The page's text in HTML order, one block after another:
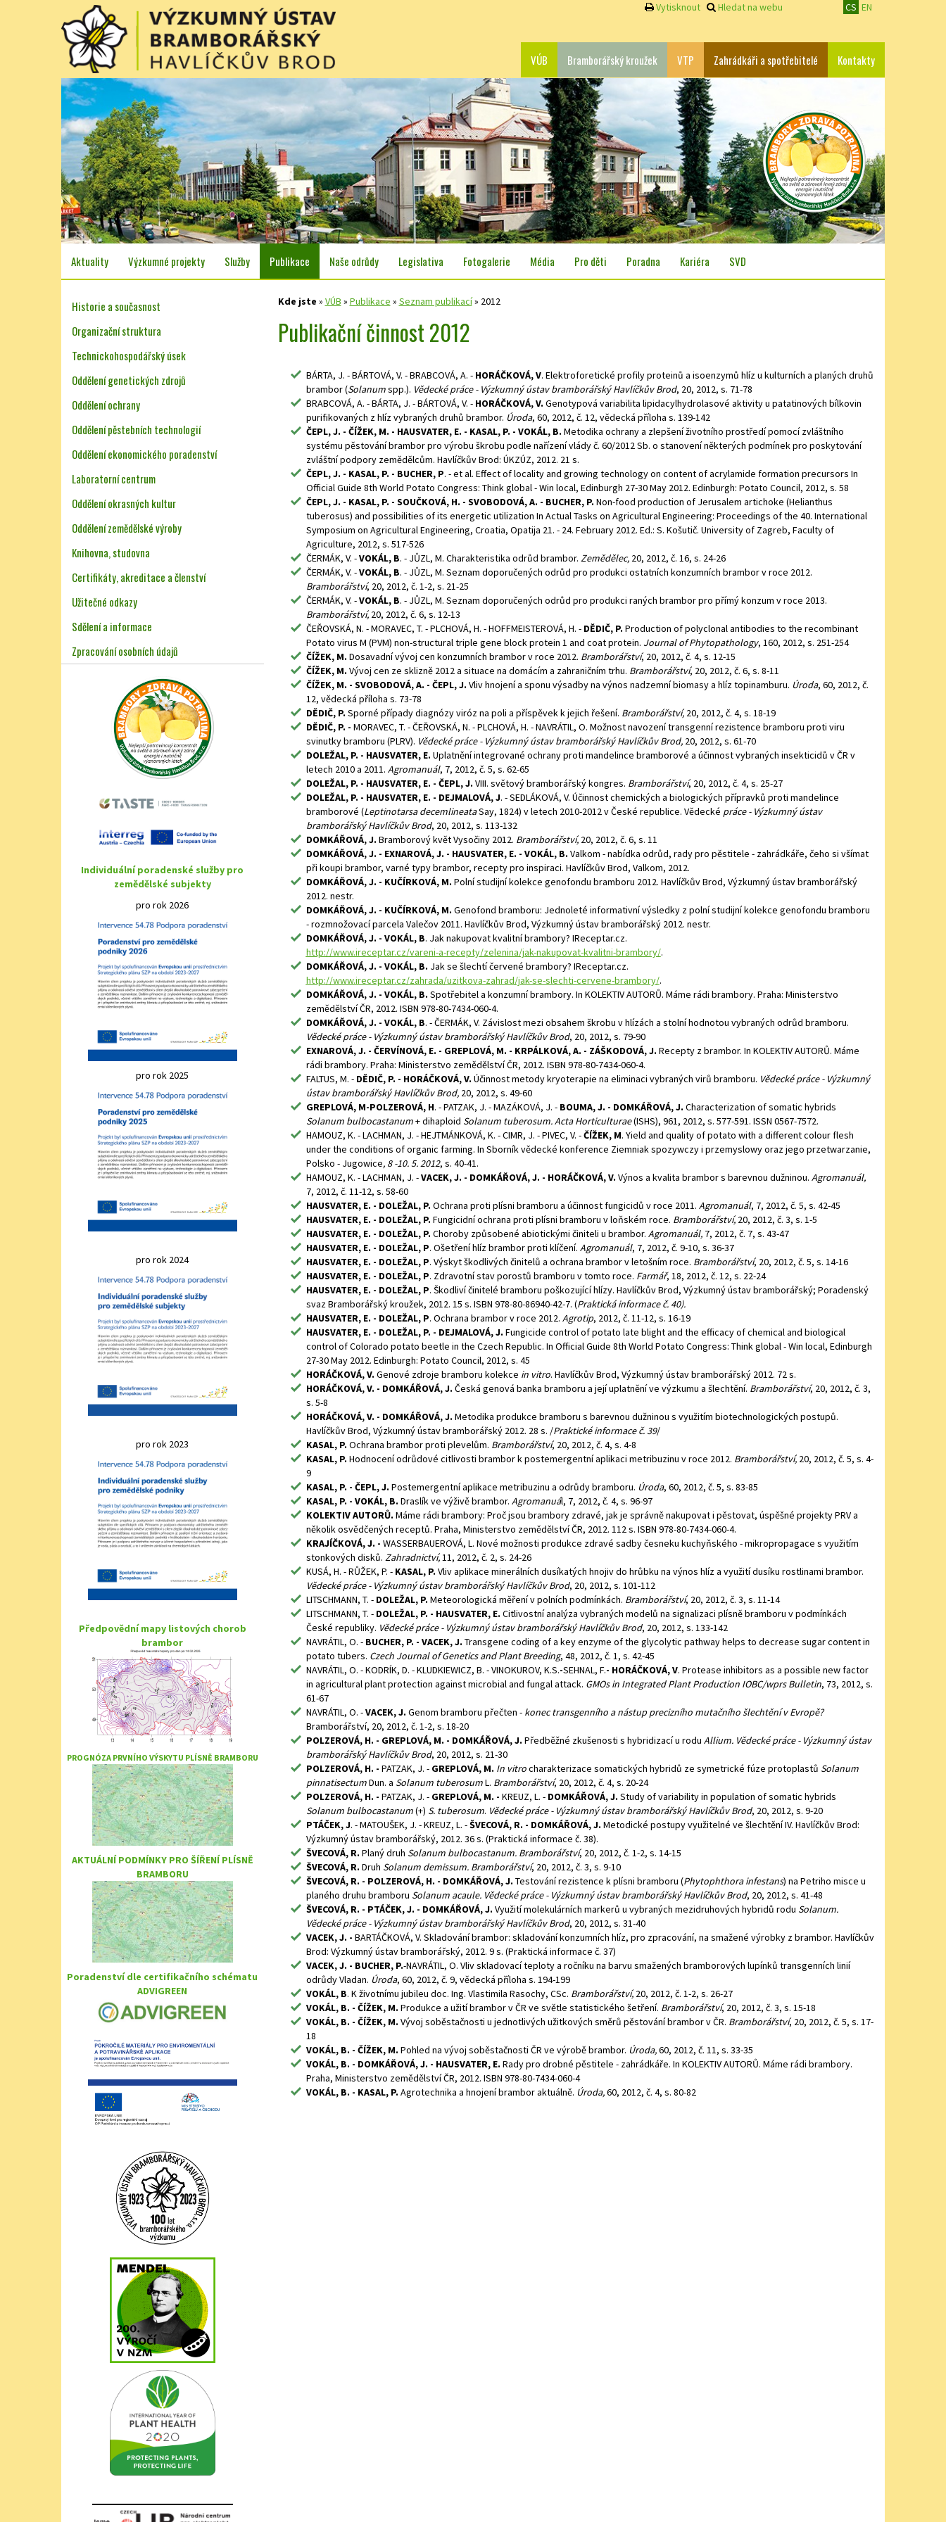
Vytisknout Hledat na webu CS EN
VÚB Bramborářský kroužek VTP Zahrádkáři a spotřebitelé Kontakty
Aktuality Výzkumné projekty Služby Publikace Naše odrůdy Legislativa Fotogalerie Média Pro děti Poradna Kariéra SVD
Kde jste » VÚB » Publikace » Seznam publikací» 2012
Publikační činnost 2012
BÁRTA, J. - BÁRTOVÁ, V. - BRABCOVÁ, A. - HORÁČKOVÁ, V. Elektroforetické profily proteinů a isoenzymů hlíz u kulturních a planých druhů
brambor (Solanumspp.). Vědecké práce - Výzkumný ústav bramborářský Havlíčkův Brod, 20, 2012, s. 71-78
BRABCOVÁ, A. - BÁRTA, J. - BÁRTOVÁ, V. - HORÁČKOVÁ, V. Genotypová variabilita lipidacylhydrolasové aktivity u patatinových bílkovin
purifikovaných z hlíz vybraných druhů brambor. Úroda, 60, 2012, č. 12, vědecká příloha s. 139-142
ČEPL, J. - ČÍŽEK, M. - HAUSVATER, E. - KASAL, P. - VOKÁL, B. Metodika ochrany a zlepšení životního prostředí pomocí zvláštního
systému pěstování brambor pro výrobu škrobu podle nařízení vlády č. 60/2012 Sb. o stanovení některých podmínek pro poskytování
zvláštní podpory zemědělcům. Havlíčkův Brod: ÚKZÚZ, 2012. 21 s.
ČEPL, J. - KASAL, P. - BUCHER, P. - et al. Effect of locality and growing technology on content of acrylamide formation precursors In
Official Guide 8th World Potato Congress: Think global - Win local, Edinburgh 27-30 May 2012. Edinburgh: Potato Council, 2012, s. 58
ČEPL, J. - KASAL, P. - SOUČKOVÁ, H. - SVOBODOVÁ, A. - BUCHER, P. Non-food production of Jerusalem artichoke (Helianthus
tuberosus) and possibilities of its energetic utilization In Actual Tasks on Agricultural Engineering: Proceedings of the 40. International
Symposium on Agricultural Engineering, Croatia, Opatija 21. - 24. February 2012. Ed.: S. Košutič. University of Zagreb, Faculty of
Agriculture, 2012, s. 517-526
ČERMÁK, V. -VOKÁL, B. - JŮZL, M. Charakteristika odrůd brambor. Zemědělec,20, 2012, č. 16, s. 24-26
ČERMÁK, V. -VOKÁL, B. - JŮZL, M. Seznam doporučených odrůd pro produkci ostatních konzumních brambor v roce 2012.
Bramborářství, 20, 2012, č. 1-2, s. 21-25
ČERMÁK, V. -VOKÁL, B. - JŮZL, M. Seznam doporučených odrůd pro produkci raných brambor pro přímý konzum v roce 2013.
Bramborářství,20, 2012, č. 6, s. 12-13
ČEŘOVSKÁ, N. - MORAVEC, T. - PLCHOVÁ, H. - HOFFMEISTEROVÁ, H. - DĚDIČ, P. Production of polyclonal antibodies to the recombinant
Potato virus M (PVM) non-structural triple gene block protein 1 and coat protein. Journal of Phytopathology, 160, 2012, s. 251-254
ČÍŽEK, M. Dosavadní vývoj cen konzumních brambor v roce 2012. Bramborářství, 20, 2012, č. 4, s. 12-15
ČÍŽEK, M. Vývoj cen ze sklizně 2012 a situace na domácím a zahraničním trhu. Bramborářství, 20, 2012, č. 6, s. 8-11
ČÍŽEK, M. - SVOBODOVÁ, A. - ČEPL, J. Vliv hnojení a sponu výsadby na výnos nadzemní biomasy a hlíz topinamburu. Úroda, 60, 2012, č.
12, vědecká příloha s. 73-78
DĚDIČ, P. Sporné případy diagnózy viróz na poli a příspěvek k jejich řešení. Bramborářství,20, 2012, č. 4, s. 18-19
DĚDIČ, P. - MORAVEC, T. - ČEŘOVSKÁ, N. - PLCHOVÁ, H. - NAVRÁTIL, O. Možnost navození transgenní rezistence bramboru proti viru
svinutky bramboru (PLRV). Vědecké práce - Výzkumný ústav bramborářský Havlíčkův Brod,20, 2012, s. 61-70
DOLEŽAL, P. - HAUSVATER, E. Uplatnění integrované ochrany proti mandelince bramborové a účinnost vybraných insekticidů v ČR v
letech 2010 a 2011. Agromanuál, 7, 2012, č. 5, s. 62-65
DOLEŽAL, P. - HAUSVATER, E. - ČEPL, J. VIII. světový bramborářský kongres. Bramborářství, 20, 2012, č. 4, s. 25-27
DOLEŽAL, P. - HAUSVATER, E. - DEJMALOVÁ, J. - SEDLÁKOVÁ, V. Účinnost chemických a biologických přípravků proti mandelince
bramborové (Leptinotarsa decemlineataSay, 1824) v letech 2010-2012 v České republice. Vědecké práce - Výzkumný ústav
bramborářský Havlíčkův Brod, 20, 2012, s. 113-132
DOMKÁŘOVÁ, J. Bramborový květ Vysočiny 2012. Bramborářství,20, 2012, č. 6, s. 11
DOMKÁŘOVÁ, J. - EXNAROVÁ, J. - HAUSVATER, E. - VOKÁL, B. Valkom - nabídka odrůd, rady pro pěstitele - zahrádkáře, čeho si všímat
při koupi brambor, varné typy brambor, recepty pro inspiraci. Havlíčkův Brod, Valkom, 2012.
DOMKÁŘOVÁ, J. - KUČÍRKOVÁ, M. Polní studijní kolekce genofondu bramboru 2012. Havlíčkův Brod, Výzkumný ústav bramborářský
2012. nestr.
DOMKÁŘOVÁ, J. - KUČÍRKOVÁ, M. Genofond bramboru: Jednoleté informativní výsledky z polní studijní kolekce genofondu bramboru
- rozmnožovací parcela Valečov 2011. Havlíčkův Brod, Výzkumný ústav bramborářský 2012. nestr.
DOMKÁŘOVÁ, J. - VOKÁL, B. Jak nakupovat kvalitní brambory? IReceptar.cz.
http://www.ireceptar.cz/vareni-a-recepty/zelenina/jak-nakupovat-kvalitni-brambory/.
DOMKÁŘOVÁ, J. - VOKÁL, B. Jak se šlechtí červené brambory? IReceptar.cz.
http://www.ireceptar.cz/zahrada/uzitkova-zahrad/jak-se-slechti-cervene-brambory/.
DOMKÁŘOVÁ, J. - VOKÁL, B. Spotřebitel a konzumní brambory. In KOLEKTIV AUTORŮ. Máme rádi brambory. Praha: Ministerstvo
zemědělství ČR, 2012. ISBN 978-80-7434-060-4.
DOMKÁŘOVÁ, J. - VOKÁL, B. - ČERMÁK, V. Závislost mezi obsahem škrobu v hlízách a stolní hodnotou vybraných odrůd bramboru.
Vědecké práce - Výzkumný ústav bramborářský Havlíčkův Brod, 20, 2012, s. 79-90
EXNAROVÁ, J. - ČERVÍNOVÁ, E. - GREPLOVÁ, M. - KRPÁLKOVÁ, A. - ZÁŠKODOVÁ, J. Recepty z brambor. In KOLEKTIV AUTORŮ. Máme
rádi brambory. Praha: Ministerstvo zemědělství ČR, 2012. ISBN 978-80-7434-060-4.
FALTUS, M. - DĚDIČ, P. - HORÁČKOVÁ, V. Účinnost metody kryoterapie na eliminaci vybraných virů bramboru. Vědecké práce - Výzkumný
ústav bramborářský Havlíčkův Brod,20, 2012, s. 49-60
GREPLOVÁ, M-POLZEROVÁ, H. - PATZAK, J. - MAZÁKOVÁ, J. - BOUMA, J. - DOMKÁŘOVÁ, J. Characterization of somatic hybrids
Solanum bulbocastanum+ dihaploid Solanum tuberosum. Acta Horticulturae(ISHS), 961, 2012, s. 577-591. ISSN 0567-7572.
HAMOUZ, K. - LACHMAN, J. - HEJTMÁNKOVÁ, K. - CIMR, J. - PIVEC, V. -ČÍŽEK, M. Yield and quality of potato with a different colour flesh
under the conditions of organic farming. In Sborník vědecké konference Ziemniak spozywczy i przemyslowy oraz jego przetwarzanie,
Polsko - Jugowice, 8 -10. 5. 2012, s. 40-41.
HAMOUZ, K. - LACHMAN, J. -VACEK, J. - DOMKÁŘOVÁ, J. - HORÁČKOVÁ, V. Výnos a kvalita brambor s barevnou dužninou. Agromanuál,
7, 2012, č. 11-12, s. 58-60
HAUSVATER, E. - DOLEŽAL, P. Ochrana proti plísni bramboru a účinnost fungicidů v roce 2011. Agromanuál, 7, 2012, č. 5, s. 42-45
HAUSVATER, E. - DOLEŽAL, P. Fungicidní ochrana proti plísni bramboru v loňském roce. Bramborářství,20, 2012, č. 3, s. 1-5
HAUSVATER, E. - DOLEŽAL, P. Choroby způsobené abiotickými činiteli u brambor. Agromanuál,7, 2012, č. 7, s. 43-47
HAUSVATER, E. - DOLEŽAL, P. Ošetření hlíz brambor proti klíčení. Agromanuál, 7, 2012, č. 9-10, s. 36-37
HAUSVATER, E. - DOLEŽAL, P. Výskyt škodlivých činitelů a ochrana brambor v letošním roce. Bramborářství, 20, 2012, č. 5, s. 14-16
HAUSVATER, E. - DOLEŽAL, P. Zdravotní stav porostů bramboru v tomto roce. Farmář, 18, 2012, č. 12, s. 22-24
HAUSVATER, E. - DOLEŽAL, P. Škodliví činitelé bramboru poškozující hlízy. Havlíčkův Brod, Výzkumný ústav bramborářský; Poradenský
svaz Bramborářský kroužek, 2012. 15 s. ISBN 978-80-86940-42-7. (Praktická informace č. 40).
HAUSVATER, E. - DOLEŽAL, P. Ochrana brambor v roce 2012. Agrotip, 2012, č. 11-12, s. 16-19
HAUSVATER, E. - DOLEŽAL, P. - DEJMALOVÁ, J. Fungicide control of potato late blight and the efficacy of chemical and biological
control of Colorado potato beetle in the Czech Republic. In Official Guide 8th World Potato Congress: Think global - Win local, Edinburgh
27-30 May 2012. Edinburgh: Potato Council, 2012, s. 45
HORÁČKOVÁ, V. Genové zdroje bramboru kolekce in vitro. Havlíčkův Brod, Výzkumný ústav bramborářský 2012. 72 s.
HORÁČKOVÁ, V. - DOMKÁŘOVÁ, J. Česká genová banka bramboru a její uplatnění ve výzkumu a šlechtění. Bramborářství, 20, 2012, č. 3,
s. 5-8
HORÁČKOVÁ, V. - DOMKÁŘOVÁ, J. Metodika produkce bramboru s barevnou dužninou s využitím biotechnologických postupů.
Havlíčkův Brod, Výzkumný ústav bramborářský 2012. 28 s. /Praktické informace č. 39/
KASAL, P. Ochrana brambor proti plevelům. Bramborářství, 20, 2012, č. 4, s. 4-8
KASAL, P. Hodnocení odrůdové citlivosti brambor k postemergentní aplikaci metribuzinu v roce 2012. Bramborářství,20, 2012, č. 5, s. 4-
9
KASAL, P. - ČEPL, J. Postemergentní aplikace metribuzinu a odrůdy bramboru. Úroda, 60, 2012, č. 5, s. 83-85
KASAL, P. - VOKÁL, B. Draslík ve výživě brambor. Agromanuál, 7, 2012, č. 4, s. 96-97
KOLEKTIV AUTORŮ. Máme rádi brambory: Proč jsou brambory zdravé, jak je správně nakupovat i pěstovat, úspěšné projekty PRV a
několik osvědčených receptů. Praha, Ministerstvo zemědělství ČR, 2012. 112 s. ISBN 978-80-7434-060-4.
KRAJÍČKOVÁ, J. - WASSERBAUEROVÁ, L. Nové možnosti produkce zdravé sadby česneku kuchyňského - mikropropagace s využitím
stonkových disků. Zahradnictví,11, 2012, č. 2, s. 24-26
KUSÁ, H. - RŮŽEK, P. - KASAL, P. Vliv aplikace minerálních dusíkatých hnojiv do hrůbku na výnos hlíz a využití dusíku rostlinami brambor.
Vědecké práce - Výzkumný ústav bramborářský Havlíčkův Brod, 20, 2012, s. 101-112
LITSCHMANN, T. - DOLEŽAL, P. Meteorologická měření v polních podmínkách. Bramborářství, 20, 2012, č. 3, s. 11-14
LITSCHMANN, T. - DOLEŽAL, P. - HAUSVATER, E. Citlivostní analýza vybraných modelů na signalizaci plísně bramboru v podmínkách
České republiky. Vědecké práce - Výzkumný ústav bramborářský Havlíčkův Brod, 20, 2012, s. 133-142
NAVRÁTIL, O. - BUCHER, P. - VACEK, J. Transgene coding of a key enzyme of the glycolytic pathway helps to decrease sugar content in
potato tubers. Czech Journal of Genetics and Plant Breeding, 48, 2012, č. 1, s. 42-45
NAVRÁTIL, O. - KODRÍK, D. - KLUDKIEWICZ, B. - VINOKUROV, K.S.-SEHNAL, F.- HORÁČKOVÁ, V. Protease inhibitors as a possible new factor
in agricultural plant protection against microbial and fungal attack. GMOs in Integrated Plant Production IOBC/wprs Bulletin, 73, 2012, s.
61-67
NAVRÁTIL, O. -VACEK, J. Genom bramboru přečten - konec transgenního a nástup precizního mutačního šlechtění v Evropě?
Bramborářství, 20, 2012, č. 1-2, s. 18-20
POLZEROVÁ, H. - GREPLOVÁ, M. - DOMKÁŘOVÁ, J. Předběžné zkušenosti s hybridizací u rodu Allium. Vědecké práce - Výzkumný ústav
bramborářský Havlíčkův Brod, 20, 2012, s. 21-30
POLZEROVÁ, H. - PATZAK, J. - GREPLOVÁ, M. In vitrocharakterizace somatických hybridů ze symetrické fúze protoplastů Solanum
pinnatisectumDun. a Solanum tuberosumL. Bramborářství, 20, 2012, č. 4, s. 20-24
POLZEROVÁ, H. - PATZAK, J. - GREPLOVÁ, M. - KREUZ, L. - DOMKÁŘOVÁ, J. Study of variability in population of somatic hybrids
Solanum bulbocastanum(+) S. tuberosum. Vědecké práce - Výzkumný ústav bramborářský Havlíčkův Brod, 20, 2012, s. 9-20
PTÁČEK, J. - MATOUŠEK, J. - KREUZ, L. -ŠVECOVÁ, R. - DOMKÁŘOVÁ, J. Metodické postupy využitelné ve šlechtění IV. Havlíčkův Brod:
Výzkumný ústav bramborářský, 2012. 36 s. (Praktická informace č. 38).
ŠVECOVÁ, R. Planý druh Solanum bulbocastanum. Bramborářství, 20, 2012, č. 1-2, s. 14-15
ŠVECOVÁ, R. Druh Solanum demissum. Bramborářství, 20, 2012, č. 3, s. 9-10
ŠVECOVÁ, R. - POLZEROVÁ, H. - DOMKÁŘOVÁ, J. Testování rezistence k plísni bramboru (Phytophthora infestans) na Petriho misce u
planého druhu bramboru Solanum acaule. Vědecké práce - Výzkumný ústav bramborářský Havlíčkův Brod, 20, 2012, s. 41-48
ŠVECOVÁ, R. - PTÁČEK, J. - DOMKÁŘOVÁ, J. Využití molekulárních markerů u vybraných mezidruhových hybridů rodu Solanum.
Vědecké práce - Výzkumný ústav bramborářský Havlíčkův Brod, 20, 2012, s. 31-40
VACEK, J. - BARTÁČKOVÁ, V. Skladování brambor: skladování konzumních hlíz, pro zpracování, na smažené výrobky z brambor. Havlíčkův
Brod: Výzkumný ústav bramborářský, 2012. 9 s. (Praktická informace č. 37)
VACEK, J. - BUCHER, P.-NAVRÁTIL, O. Vliv skladovací teploty a ročníku na barvu smažených bramborových lupínků transgenních linií
odrůdy Vladan. Úroda, 60, 2012, č. 9, vědecká příloha s. 194-199
VOKÁL, B. K životnímu jubileu doc. Ing. Vlastimila Rasochy, CSc. Bramborářství,20, 2012, č. 1-2, s. 26-27
VOKÁL, B. - ČÍŽEK, M. Produkce a užití brambor v ČR ve světle statistického šetření. Bramborářství, 20, 2012, č. 3, s. 15-18
VOKÁL, B. - ČÍŽEK, M. Vývoj soběstačnosti u jednotlivých užitkových směrů pěstování brambor v ČR. Bramborářství, 20, 2012, č. 5, s. 17-
18
VOKÁL, B. - ČÍŽEK, M. Pohled na vývoj soběstačnosti ČR ve výrobě brambor. Úroda,60, 2012, č. 11, s. 33-35
VOKÁL, B. - DOMKÁŘOVÁ, J. - HAUSVATER, E. Rady pro drobné pěstitele - zahrádkáře. In KOLEKTIV AUTORŮ. Máme rádi brambory.
Praha, Ministerstvo zemědělství ČR, 2012. ISBN 978-80-7434-060-4
VOKÁL, B. - KASAL, P. Agrotechnika a hnojení brambor aktuálně. Úroda,60, 2012, č. 4, s. 80-82
Historie a současnost
Organizační struktura
Technickohospodářský úsek
Oddělení genetických zdrojů
Oddělení ochrany
Oddělení pěstebních technologií
Oddělení ekonomického poradenství
Laboratorní centrum
Oddělení okrasných kultur
Oddělení zemědělské výroby
Knihovna, studovna
Certifikáty, akreditace a členství
Užitečné odkazy
Sdělení a informace
Zpracování osobních údajů
Individuální poradenské služby pro
zemědělské subjekty
pro rok 2026
pro rok 2025
pro rok 2024
pro rok 2023
Předpovědní mapy listových chorob
brambor
PROGNÓZA PRVNÍHO VÝSKYTU PLÍSNĚ BRAMBORU
AKTUÁLNÍ PODMÍNKY PRO ŠÍŘENÍ PLÍSNĚ
BRAMBORU
Poradenství dle certifikačního schématu
ADVIGREEN